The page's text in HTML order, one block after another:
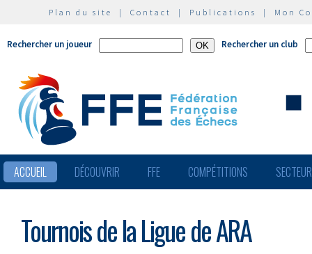
Plan du site | Contact | Publications | Mon
Rechercher un joueur Rechercher un club
ACCUEIL DÉCOUVRIR FFE COMPÉTITIONS
Tournois de la Ligue de ARA